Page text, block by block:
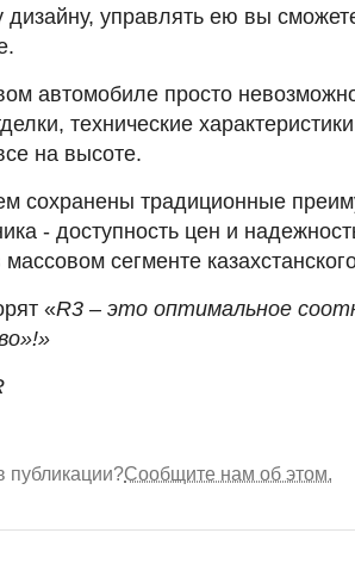
дизайну, управлять ею вы
автомобиле просто
технические
на высоте.
сохранены традиционные
- доступность цен и
сегменте
«R3 – это оптимальное
Сообщите нам об этом.